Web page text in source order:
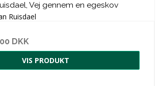
Vej gennem en egeskov
Ruisdael
DKK
VIS PRODUKT